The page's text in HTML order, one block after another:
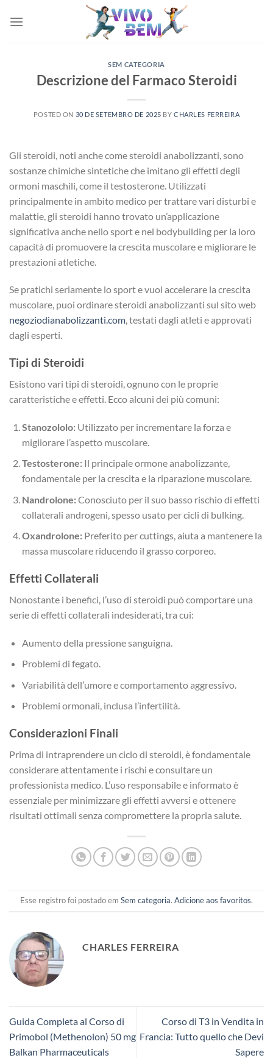
SEM CATEGORIA
Descrizione del Farmaco Steroidi
POSTED ON 30 DE SETEMBRO DE 2025 BYCHARLES FERREIRA
Gli steroidi, noti anche come steroidi anabolizzanti, sono
sostanze chimiche sintetiche che imitano gli effetti degli
ormoni maschili, come il testosterone. Utilizzati
principalmente in ambito medico per trattare vari disturbi e
malattie, gli steroidi hanno trovato un’applicazione
significativa anche nello sport e nel bodybuilding per la loro
capacità di promuovere la crescita muscolare e migliorare le
prestazioni atletiche.
Se pratichi seriamente lo sport e vuoi accelerare la crescita
muscolare, puoi ordinare steroidi anabolizzanti sul sito web
negoziodianabolizzanti.com, testati dagli atleti e approvati
dagli esperti.
Tipi di Steroidi
Esistono vari tipi di steroidi, ognuno con le proprie
caratteristiche e effetti. Ecco alcuni dei più comuni:
Stanozololo:Utilizzato per incrementare la forza e
migliorare l’aspetto muscolare.
Testosterone:Il principale ormone anabolizzante,
fondamentale per la crescita e la riparazione muscolare.
Nandrolone:Conosciuto per il suo basso rischio di effetti
collaterali androgeni, spesso usato per cicli di bulking.
Oxandrolone:Preferito per cuttings, aiuta a mantenere la
massa muscolare riducendo il grasso corporeo.
Effetti Collaterali
Nonostante i benefici, l’uso di steroidi può comportare una
serie di effetti collaterali indesiderati, tra cui:
Aumento della pressione sanguigna.
Problemi di fegato.
Variabilità dell’umore e comportamento aggressivo.
Problemi ormonali, inclusa l’infertilità.
Considerazioni Finali
Prima di intraprendere un ciclo di steroidi, è fondamentale
considerare attentamente i rischi e consultare un
professionista medico. L’uso responsabile e informato è
essenziale per minimizzare gli effetti avversi e ottenere
risultati ottimali senza compromettere la propria salute.
Esse registro foi postado em Sem categoria. Adicione aos favoritos.
CHARLES FERREIRA
Guida Completa al Corso di
Primobol (Methenolon) 50 mg
Balkan Pharmaceuticals
Corso di T3 in Vendita in
Francia: Tutto quello che Devi
Sapere